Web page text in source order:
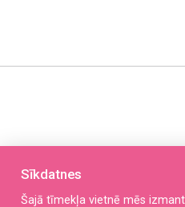
Sīkdatnes
Šajā tīmekļa vietnē mēs